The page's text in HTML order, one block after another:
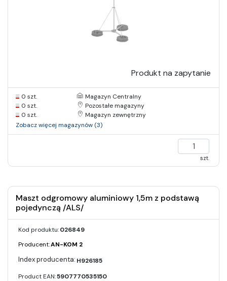
Produkt na zapytanie
0 szt.
Magazyn Centralny
0 szt.
Pozostałe magazyny
0 szt.
Magazyn zewnętrzny
Zobacz więcej magazynów (3)
szt.
Maszt odgromowy aluminiowy 1,5m z podstawą
pojedynczą /ALS/
Kod produktu:026849
Producent:AN-KOM 2
H926185
Product EAN:5907770535150